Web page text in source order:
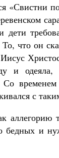
«Свистни
что он
и одеяла,
временем
с
аллегорию
о бедных и